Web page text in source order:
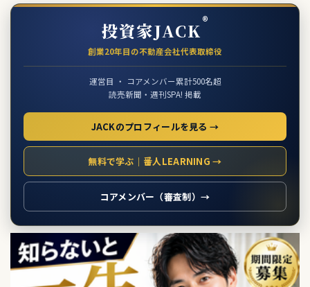
投資家JACK®
創業20年目の不動産会社代表取締役
運営目 ・ コアメンバー累計500名超
読売新聞・週刊SPA! 掲載
JACKのプロフィールを見る →
無料で学ぶ｜番人LEARNING →
コアメンバー（審査制）→